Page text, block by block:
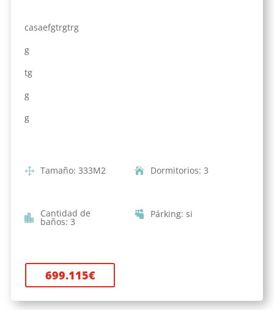
casaefgtrgtrg
g
tg
g
g
Tamaño: 333M2 Dormitorios: 3
Cantidad de
baños: 3
Párking: si
699.115€